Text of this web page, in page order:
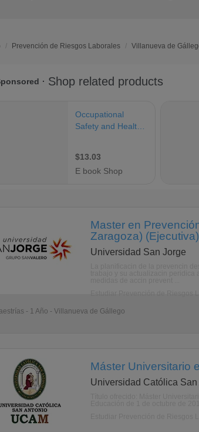
/ Prevención de Riesgos Laborales / Villanueva de
Master en
Zaragoza) (Ejecutiva)
Universidad San Jorge
- 1 Año - Villanueva de Gállego
Máster Universitario
Universidad Católica